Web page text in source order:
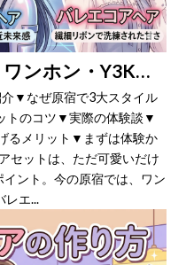
【2026最新トレンド】ワンホン・Y3K・バレエコア…原宿で今すぐやりたい3大スタイル
▼なぜ原宿で3大スタイル
トのコツ▼実際の体験談▼
るメリット▼まずは体験か
セットは、ただ可愛いだけ
イント。今の原宿では、ワン
レエ...